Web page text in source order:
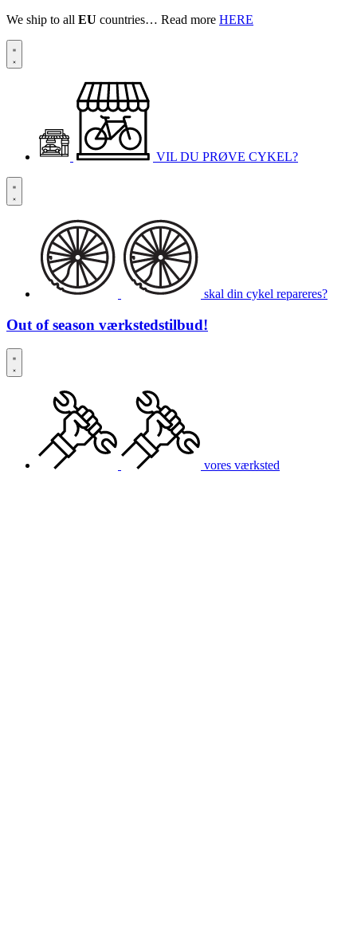
We ship to all EU countries… Read more HERE
VIL DU PRØVE CYKEL?
skal din cykel repareres?
Out of season værkstedstilbud!
vores værksted